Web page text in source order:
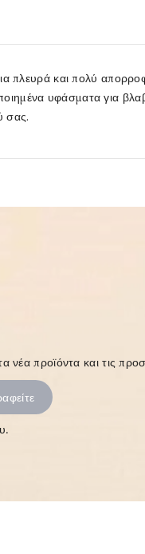
πλευρά και πολύ
υφάσματα για
σας.
προϊόντα και τις
.